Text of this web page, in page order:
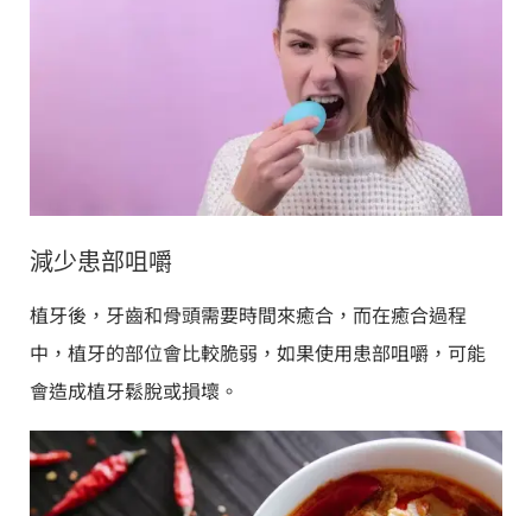
減少患部咀嚼
植牙後，牙齒和骨頭需要時間來癒合，而在癒合過程
中，植牙的部位會比較脆弱，如果使用患部咀嚼，可能
會造成植牙鬆脫或損壞。